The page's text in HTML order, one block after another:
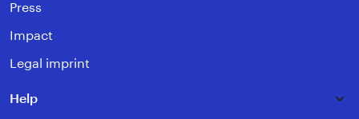
Press
Impact
Legal imprint
Help